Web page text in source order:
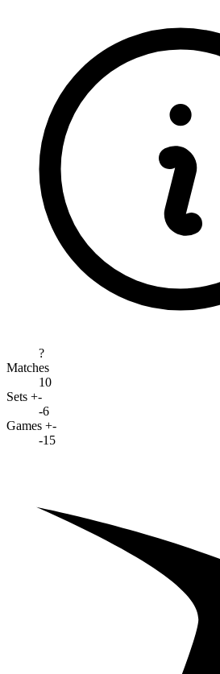
?
Matches
10
Sets +-
-6
Games +-
-15